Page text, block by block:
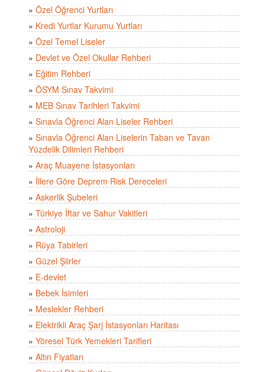
» Özel Öğrenci Yurtları
» Kredi Yurtlar Kurumu Yurtları
» Özel Temel Liseler
» Devlet ve Özel Okullar Rehberi
» Eğitim Rehberi
» ÖSYM Sınav Takvimi
» MEB Sınav Tarihleri Takvimi
» Sınavla Öğrenci Alan Liseler Rehberi
» Sınavla Öğrenci Alan Liselerin Taban ve Tavan
Yüzdelik Dilimleri Rehberi
» Araç Muayene İstasyonları
» İllere Göre Deprem Risk Dereceleri
» Askerlik Şubeleri
» Türkiye İftar ve Sahur Vakitleri
» Astroloji
» Rüya Tabirleri
» Güzel Şiirler
» E-devlet
» Bebek İsimleri
» Meslekler Rehberi
» Elektrikli Araç Şarj İstasyonları Haritası
» Yöresel Türk Yemekleri Tarifleri
» Altın Fiyatları